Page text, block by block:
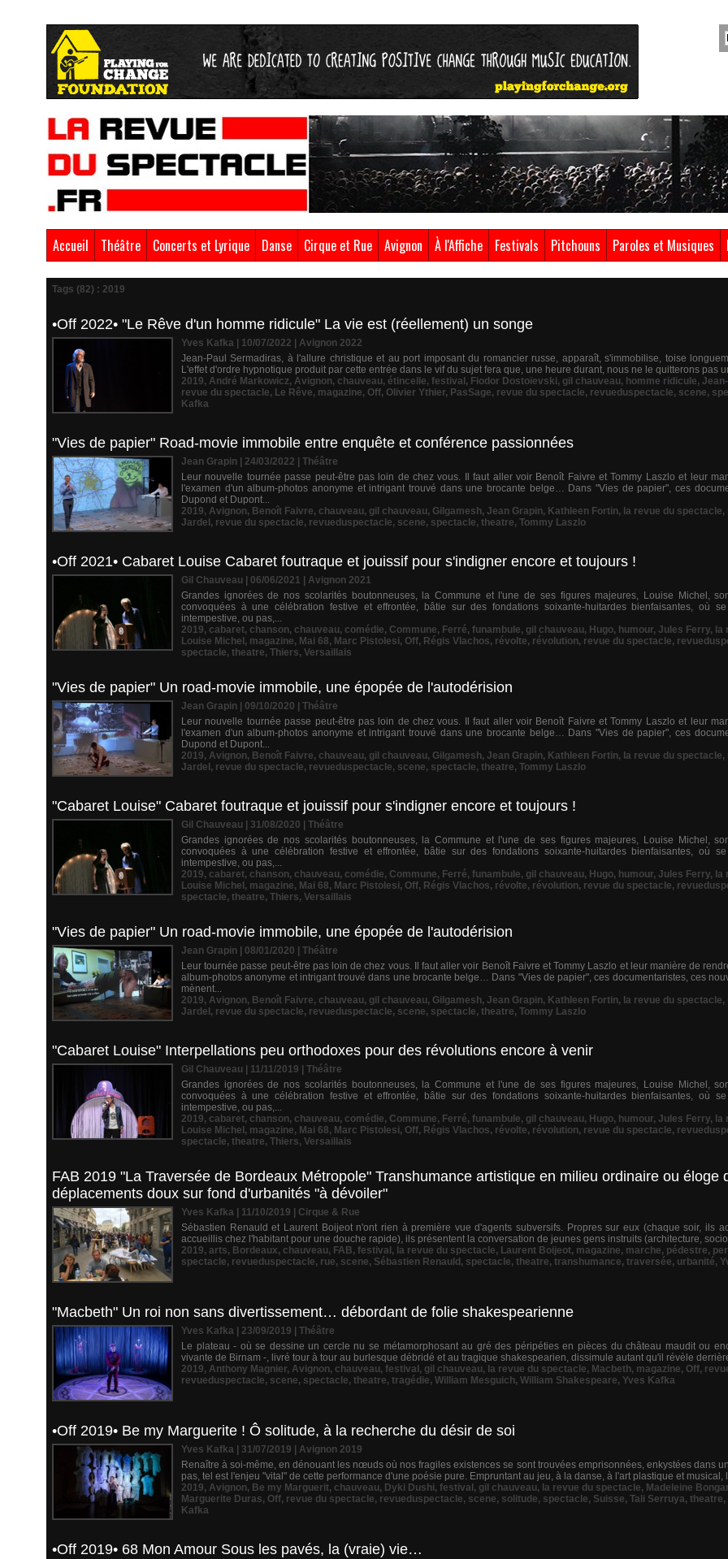
Accueil Théâtre Concerts et Lyrique Danse Cirque et Rue Avignon À l'Affiche Festivals Pitchouns Paroles et Musiques
Tags (82) : 2019
•Off 2022• "Le Rêve d'un homme ridicule" La vie est (réellement) un songe
Yves Kafka | 10/07/2022
Avignon 2022
Jean-Paul Sermadiras, à l'allure christique et au port imposant du romancier russe, apparaît, s'immobilise, toise
L'effet d'ordre hypnotique produit par cette entrée dans le vif du sujet fera que, une heure durant, nous ne le quitterons pas
2019, André Markowicz, Avignon, chauveau, étincelle, festival , Fiodor Dostoïevski, gil chauveau, homme ridicule,
revue du spectacle, Le Rêve, magazine, Off, Olivier Ythier, PasSage, revue du spectacle, revueduspectacle, scene,
Kafka
"Vies de papier" Road-movie immobile entre enquête et conférence passionnées
Jean Grapin | 24/03/2022
Théâtre
Leur nouvelle tournée passe peut-être pas loin de chez vous. Il faut aller voir Benoît Faivre et Tommy Laszlo et leur
l'examen d'un album-photos anonyme et intrigant trouvé dans une brocante belge… Dans "Vies de papier", ces
Dupond et Dupont...
2019, Avignon, Benoît Faivre, chauveau, gil chauveau, Gilgamesh, Jean Grapin, Kathleen Fortin, la revue du spectacle,
Jardel , revue du spectacle, revueduspectacle, scene, spectacle, theatre, Tommy Laszlo
•Off 2021• Cabaret Louise Cabaret foutraque et jouissif pour s'indigner encore et toujours !
Gil Chauveau | 06/06/2021
Avignon 2021
Grandes ignorées de nos scolarités boutonneuses, la Commune et l'une de ses figures majeures, Louise Michel,
convoquées à une célébration festive et effrontée, bâtie sur des fondations soixante-huitardes bienfaisantes, où
intempestive, ou pas,...
2019, cabaret, chanson, chauveau, comédie, Commune, Ferré, funambule, gil chauveau, Hugo, humour, Jules Ferry, la
Louise Michel , magazine, Mai 68, Marc Pistolesi, Off, Régis Vlachos, révolte, révolution, revue du spectacle,
spectacle, theatre, Thiers, Versaillais
"Vies de papier" Un road-movie immobile, une épopée de l'autodérision
Jean Grapin | 09/10/2020
Théâtre
Leur nouvelle tournée passe peut-être pas loin de chez vous. Il faut aller voir Benoît Faivre et Tommy Laszlo et leur
l'examen d'un album-photos anonyme et intrigant trouvé dans une brocante belge… Dans "Vies de papier", ces
Dupond et Dupont...
2019, Avignon, Benoît Faivre, chauveau, gil chauveau, Gilgamesh, Jean Grapin, Kathleen Fortin, la revue du spectacle,
Jardel , revue du spectacle, revueduspectacle, scene, spectacle, theatre, Tommy Laszlo
"Cabaret Louise" Cabaret foutraque et jouissif pour s'indigner encore et toujours !
Gil Chauveau | 31/08/2020
Théâtre
Grandes ignorées de nos scolarités boutonneuses, la Commune et l'une de ses figures majeures, Louise Michel,
convoquées à une célébration festive et effrontée, bâtie sur des fondations soixante-huitardes bienfaisantes, où
intempestive, ou pas,...
2019, cabaret, chanson, chauveau, comédie, Commune, Ferré, funambule, gil chauveau, Hugo, humour, Jules Ferry, la
Louise Michel , magazine, Mai 68, Marc Pistolesi, Off, Régis Vlachos, révolte, révolution, revue du spectacle,
spectacle, theatre, Thiers, Versaillais
"Vies de papier" Un road-movie immobile, une épopée de l'autodérision
Jean Grapin | 08/01/2020
Théâtre
Leur tournée passe peut-être pas loin de chez vous. Il faut aller voir Benoît Faivre et Tommy Laszlo et leur manière de
album-photos anonyme et intrigant trouvé dans une brocante belge… Dans "Vies de papier", ces documentaristes, ces
mènent...
2019, Avignon, Benoît Faivre, chauveau, gil chauveau, Gilgamesh, Jean Grapin, Kathleen Fortin, la revue du spectacle,
Jardel , revue du spectacle, revueduspectacle, scene, spectacle, theatre, Tommy Laszlo
"Cabaret Louise" Interpellations peu orthodoxes pour des révolutions encore à venir
Gil Chauveau | 11/11/2019
Théâtre
Grandes ignorées de nos scolarités boutonneuses, la Commune et l'une de ses figures majeures, Louise Michel,
convoquées à une célébration festive et effrontée, bâtie sur des fondations soixante-huitardes bienfaisantes, où
intempestive, ou pas,...
2019, cabaret, chanson, chauveau, comédie, Commune, Ferré, funambule, gil chauveau, Hugo, humour, Jules Ferry, la
Louise Michel , magazine, Mai 68, Marc Pistolesi, Off, Régis Vlachos, révolte, révolution, revue du spectacle,
spectacle, theatre, Thiers, Versaillais
FAB 2019 "La Traversée de Bordeaux Métropole" Transhumance artistique en milieu ordinaire ou éloge
déplacements doux sur fond d'urbanités "à dévoiler"
Yves Kafka | 11/10/2019
Cirque & Rue
Sébastien Renauld et Laurent Boijeot n'ont rien à première vue d'agents subversifs. Propres sur eux (chaque soir, ils
accueillis chez l'habitant pour une douche rapide), ils présentent la conversation de jeunes gens instruits (architecture,
2019, arts, Bordeaux, chauveau, FAB, festival , la revue du spectacle, Laurent Boijeot, magazine, marche, pédestre,
spectacle, revueduspectacle, rue, scene, Sébastien Renauld , spectacle, theatre, transhumance, traversée, urbanité,
"Macbeth" Un roi non sans divertissement… débordant de folie shakespearienne
Yves Kafka | 23/09/2019
Théâtre
Le plateau - où se dessine un cercle nu se métamorphosant au gré des péripéties en pièces du château maudit ou
vivante de Birnam -, livré tour à tour au burlesque débridé et au tragique shakespearien, dissimule autant qu'il révèle
2019, Anthony Magnier, Avignon, chauveau, festival , gil chauveau, la revue du spectacle, Macbeth, magazine, Off,
revueduspectacle, scene, spectacle, theatre, tragédie, William Mesguich, William Shakespeare, Yves Kafka
•Off 2019• Be my Marguerite ! Ô solitude, à la recherche du désir de soi
Yves Kafka | 31/07/2019
Avignon 2019
Renaître à soi-même, en dénouant les nœuds où nos fragiles existences se sont trouvées emprisonnées, enkystées dans
pas, tel est l'enjeu "vital" de cette performance d'une poésie pure. Empruntant au jeu, à la danse, à l'art plastique et musical,
2019, Avignon, Be my Marguerit, chauveau, Dyki Dushi, festival , gil chauveau, la revue du spectacle, Madeleine
Marguerite Duras, Off, revue du spectacle, revueduspectacle, scene, solitude, spectacle, Suisse, Tali Serruya, theatre,
Kafka
•Off 2019• 68 Mon Amour Sous les pavés, la (vraie) vie…